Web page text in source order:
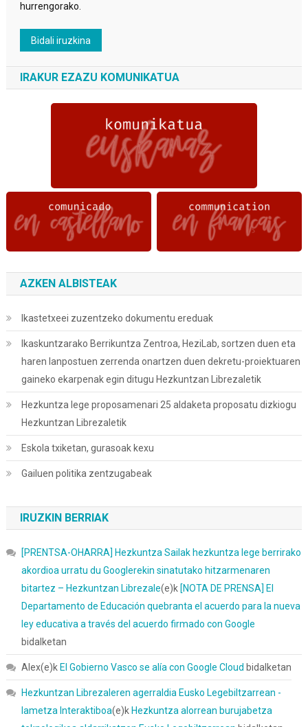
hurrengorako.
IRAKUR EZAZU KOMUNIKATUA
AZKEN ALBISTEAK
Ikastetxeei zuzentzeko dokumentu ereduak
Ikaskuntzarako Berrikuntza Zentroa, HeziLab, sortzen duen eta
haren lanpostuen zerrenda onartzen duen dekretu-proiektuaren
gaineko ekarpenak egin ditugu Hezkuntzan Librezaletik
Hezkuntza lege proposamenari 25 aldaketa proposatu dizkiogu
Hezkuntzan Librezaletik
Eskola txiketan, gurasoak kexu
Gailuen politika zentzugabeak
IRUZKIN BERRIAK
[PRENTSA-OHARRA] Hezkuntza Sailak hezkuntza lege berrirako
akordioa urratu du Googlerekin sinatutako hitzarmenaren
bitartez – Hezkuntzan Librezale(e)k [NOTA DE PRENSA] El
Departamento de Educación quebranta el acuerdo para la nueva
ley educativa a través del acuerdo firmado con Google
bidalketan
Alex(e)k El Gobierno Vasco se alía con Google Cloud bidalketan
Hezkuntzan Librezaleren agerraldia Eusko Legebiltzarrean -
Iametza Interaktiboa(e)k Hezkuntza alorrean burujabetza